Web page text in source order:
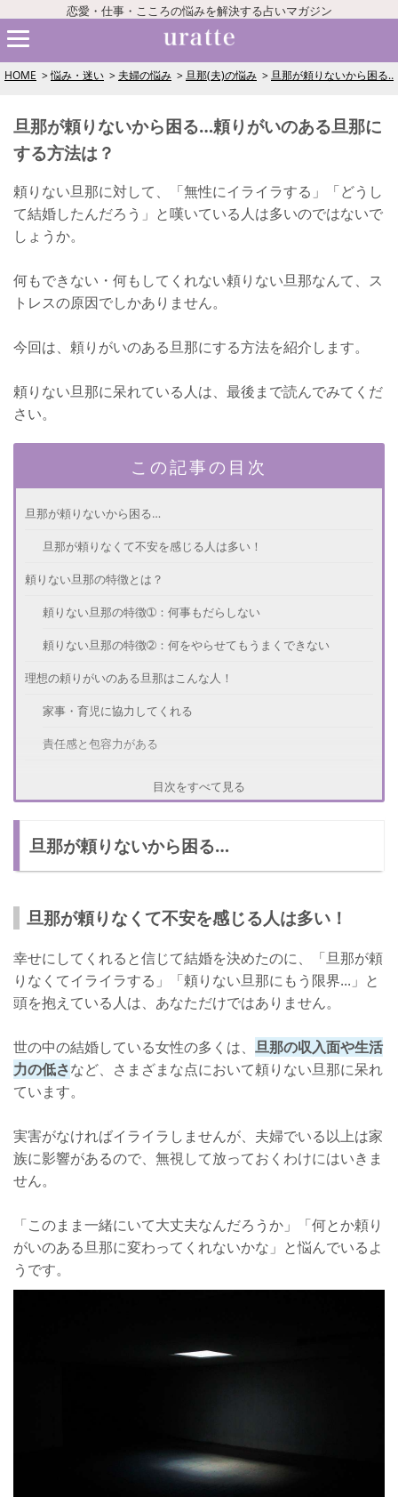
恋愛・仕事・こころの悩みを解決する占いマガジン
HOME 悩み・迷い 夫婦の悩み 旦那(夫)の悩み 旦那が頼りないから困る
旦那が頼りないから困る…頼りがいのある旦那に
する方法は？
頼りない旦那に対して、「無性にイライラする」「どうし
て結婚したんだろう」と嘆いている人は多いのではないで
しょうか。
何もできない・何もしてくれない頼りない旦那なんて、ス
トレスの原因でしかありません。
今回は、頼りがいのある旦那にする方法を紹介します。
頼りない旦那に呆れている人は、最後まで読んでみてくだ
さい。
この記事の目次
旦那が頼りないから困る…
旦那が頼りなくて不安を感じる人は多い！
頼りない旦那の特徴とは？
頼りない旦那の特徴➀：何事もだらしない
頼りない旦那の特徴➁：何をやらせてもうまくできない
理想の頼りがいのある旦那はこんな人！
家事・育児に協力してくれる
責任感と包容力がある
とにかく褒めてモチベーションを上げる
頼りないと不安になる！
目次をすべて見る
旦那が頼りないから困る…
旦那が頼りなくて不安を感じる人は多い！
幸せにしてくれると信じて結婚を決めたのに、「旦那が頼
りなくてイライラする」「頼りない旦那にもう限界...」と
頭を抱えている人は、あなただけではありません。
世の中の結婚している女性の多くは、 旦那の収入面や生活
力の低さなど、さまざまな点において頼りない旦那に呆れ
ています。
実害がなければイライラしませんが、夫婦でいる以上は家
族に影響があるので、無視して放っておくわけにはいきま
せん。
「このまま一緒にいて大丈夫なんだろうか」「何とか頼り
がいのある旦那に変わってくれないかな」と悩んでいるよ
うです。